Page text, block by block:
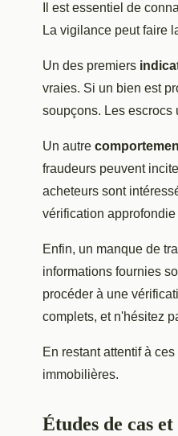
Il est essentiel de
La vigilance peut faire
Un des premiers
vraies. Si un bien est
soupçons. Les escrocs
Un autre
fraudeurs peuvent
acheteurs sont
vérification approfondie
Enfin, un manque de
informations fournies
procéder à une
complets, et n'hésitez
En restant attentif à
immobilières.
Études de cas